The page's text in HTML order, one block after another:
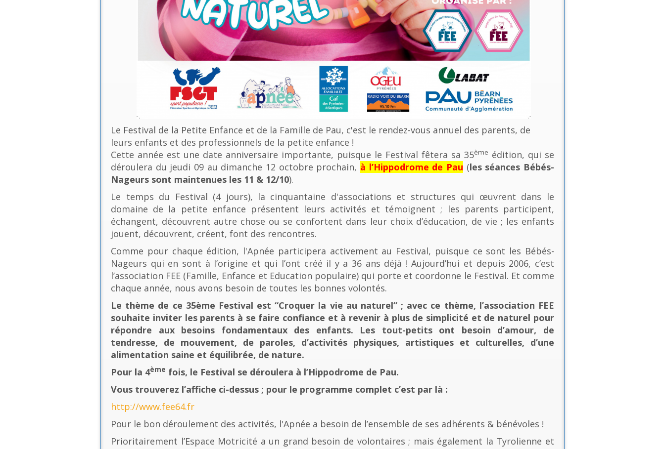
Le Festival de la Petite Enfance et de la Famille de Pau, c'est le rendez-vous annuel des parents, de
leurs enfants et des professionnels de la petite enfance !
Cette année est une date anniversaire importante, puisque le Festival fêtera sa 35ème édition, qui se
déroulera du jeudi 09 au dimanche 12 octobre prochain, à l’Hippodrome de Pau (les séances Bébés-
Nageurs sont maintenues les 11 & 12/10).
Le temps du Festival (4 jours), la cinquantaine d'associations et structures qui œuvrent dans le
domaine de la petite enfance présentent leurs activités et témoignent ; les parents participent,
échangent, découvrent autre chose ou se confortent dans leur choix d’éducation, de vie ; les enfants
jouent, découvrent, créent, font des rencontres.
Comme pour chaque édition, l'Apnée participera activement au Festival, puisque ce sont les Bébés-
Nageurs qui en sont à l’origine et qui l’ont créé il y a 36 ans déjà ! Aujourd’hui et depuis 2006, c’est
l’association FEE (Famille, Enfance et Education populaire) qui porte et coordonne le Festival. Et comme
chaque année, nous avons besoin de toutes les bonnes volontés.
Le thème de ce 35ème Festival est “Croquer la vie au naturel” ; avec ce thème, l’association FEE
souhaite inviter les parents à se faire confiance et à revenir à plus de simplicité et de naturel pour
répondre aux besoins fondamentaux des enfants. Les tout-petits ont besoin d’amour, de
tendresse, de mouvement, de paroles, d’activités physiques, artistiques et culturelles, d’une
alimentation saine et équilibrée, de nature.
Pour la 4ème fois, le Festival se déroulera à l’Hippodrome de Pau.
Vous trouverez l’affiche ci-dessus ; pour le programme complet c’est par là :
http://www.fee64.fr
Pour le bon déroulement des activités, l'Apnée a besoin de l’ensemble de ses adhérents & bénévoles !
Prioritairement l’Espace Motricité a un grand besoin de volontaires ; mais également la Tyrolienne et